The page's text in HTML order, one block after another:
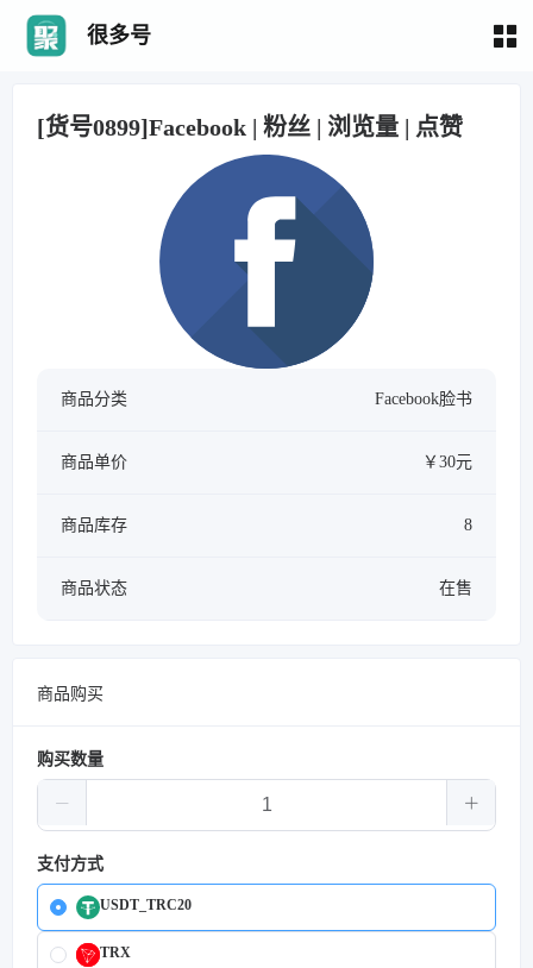
很多号
[货号0899]Facebook | 粉丝 | 浏览量 | 点赞
商品分类 Facebook脸书
商品单价 ￥30元
商品库存 8
商品状态 在售
商品购买
购买数量
支付方式
USDT_TRC20
TRX